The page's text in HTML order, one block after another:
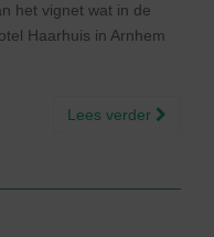
het vignet wat in de
Haarhuis in Arnhem
Lees verder